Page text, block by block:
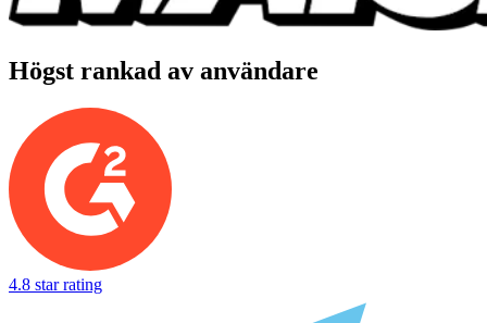
Högst rankad av användare
4.8 star rating